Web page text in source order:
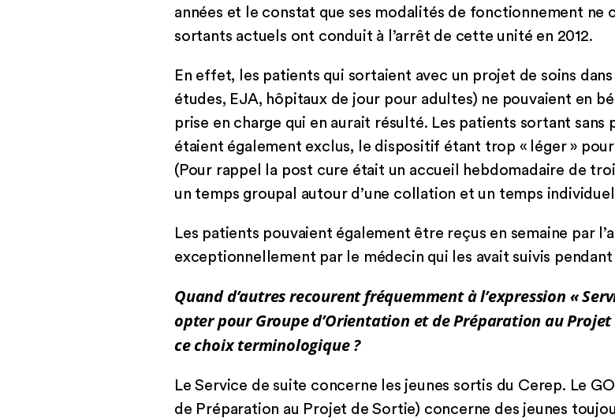
années et le constat que ses modalités de fonctionnement ne
sortants actuels ont conduit à l’arrêt de cette unité en 2012.
En effet, les patients qui sortaient avec un projet de soins
études, EJA, hôpitaux de jour pour adultes) ne pouvaient en
prise en charge qui en aurait résulté. Les patients sortant
étaient également exclus, le dispositif étant trop « léger »
(Pour rappel la post cure était un accueil hebdomadaire de
un temps groupal autour d’une collation et un temps
Les patients pouvaient également être reçus en semaine par
exceptionnellement par le médecin qui les avait suivis pendant
Quand d’autres recourent fréquemment à l’expression «
opter pour Groupe d’Orientation et de Préparation au Projet
ce choix terminologique ?
Le Service de suite concerne les jeunes sortis du Cerep. Le
de Préparation au Projet de Sortie) concerne des jeunes